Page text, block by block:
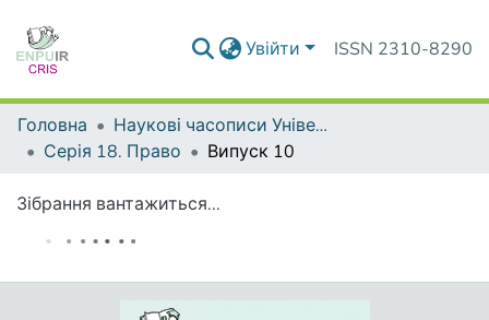
Увійти ISSN 2310-8290
Головна
Наукові часописи Університету
Серія 18. Право
Випуск 10
Зібрання вантажиться...